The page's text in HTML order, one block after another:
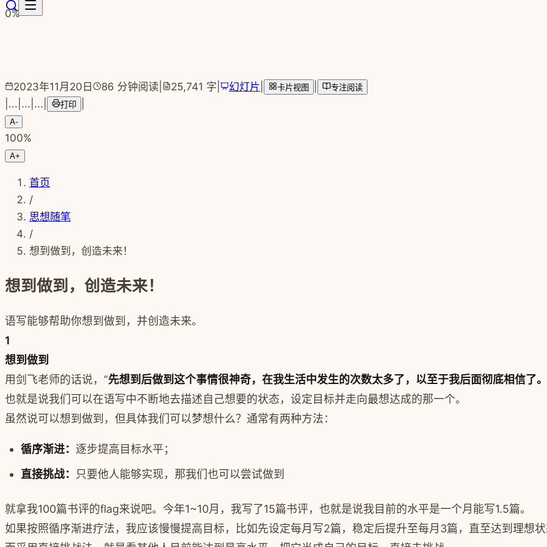
跳转到主要内容
0%
2023年11月20日 86 分钟阅读 25,741 字 幻灯片 卡片视图 专注阅读
... ... ... 打印
A-
100%
A+
首页
/
思想随笔
/
想到做到，创造未来！
想到做到，创造未来！
语写能够帮助你想到做到，并创造未来。
1
想到做到
用剑飞老师的话说，“先想到后做到这个事情很神奇，在我生活中发生的次数太多了，以至于我后面彻底相信了。
也就是说我们可以在语写中不断地去描述自己想要的状态，设定目标并走向最想达成的那一个。
虽然说可以想到做到，但具体我们可以梦想什么？通常有两种方法：
循序渐进： 逐步提高目标水平；
直接挑战：
只要他人能够实现，那我们也可以尝试做到
就拿我100篇书评的flag来说吧。今年1~10月，我写了15篇书评，也就是说我目前的水平是一个月能写1.5篇。
如果按照循序渐进疗法，我应该慢慢提高目标，比如先设定每月写2篇，稳定后提升至每月3篇，直至达到理想状